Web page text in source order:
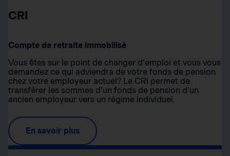
CRI
Compte de retraite immobilisé
Vous êtes sur le point de changer d’emploi et vous vous
demandez ce qui adviendra de votre fonds de pension
chez votre employeur actuel? Le CRI permet de
transférer les sommes d’un fonds de pension d’un
ancien employeur vers un régime individuel.
En savoir plus